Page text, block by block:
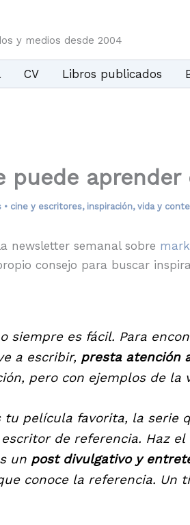
y medios desde 2004
CV Libros publicados
puede
• cine y escritores, inspiración, vida y
newsletter semanal sobre
consejo para buscar
siempre es fácil. Para
a escribir, presta atención
pero con ejemplos de la
película favorita, la serie
de referencia. Haz
un post divulgativo y
conoce la referencia. Un